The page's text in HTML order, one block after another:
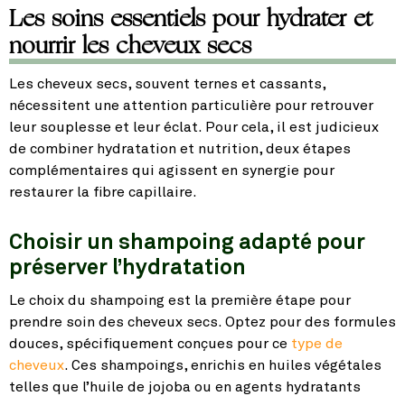
Les soins essentiels pour hydrater et
nourrir les cheveux secs
Les cheveux secs, souvent ternes et cassants,
nécessitent une attention particulière pour retrouver
leur souplesse et leur éclat. Pour cela, il est judicieux
de combiner hydratation et nutrition, deux étapes
complémentaires qui agissent en synergie pour
restaurer la fibre capillaire.
Choisir un shampoing adapté pour
préserver l’hydratation
Le choix du shampoing est la première étape pour
prendre soin des cheveux secs. Optez pour des formules
douces, spécifiquement conçues pour ce type de
cheveux. Ces shampoings, enrichis en huiles végétales
telles que l’huile de jojoba ou en agents hydratants